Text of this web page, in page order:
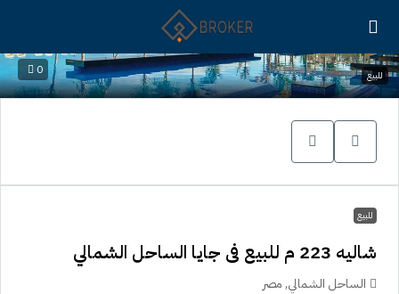
0 للبيع
للبيع
شاليه 223 م للبيع فى جايا الساحل الشمالي
الساحل الشمالي, مصر